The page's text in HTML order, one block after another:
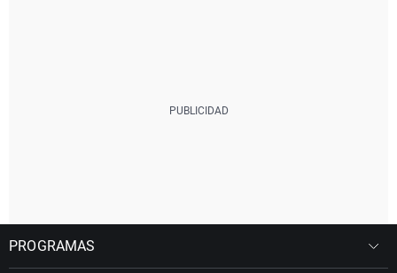
PROGRAMAS